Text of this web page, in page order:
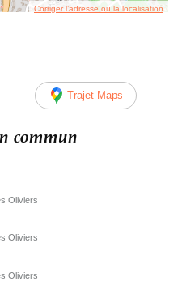
Corriger l’adresse ou la localisation
Trajet Maps
commun
Oliviers
Oliviers
Oliviers